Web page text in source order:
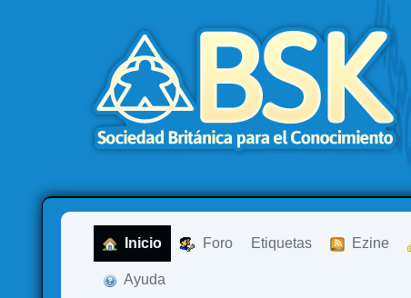
Inicio Foro Etiquetas Ezine
Ayuda